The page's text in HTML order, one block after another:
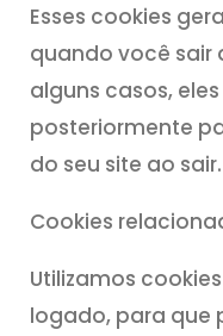
Esses cookies
quando você sair
alguns casos,
posteriormente
do seu site ao sair.
Cookies
Utilizamos
logado, para que